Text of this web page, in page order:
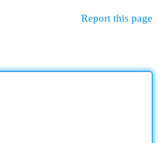
Report this page